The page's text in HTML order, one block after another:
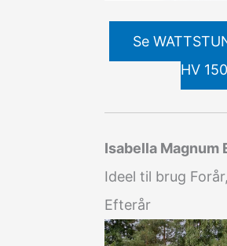
Se
HV
Isabella Magnum
Ideel til brug
Efterår